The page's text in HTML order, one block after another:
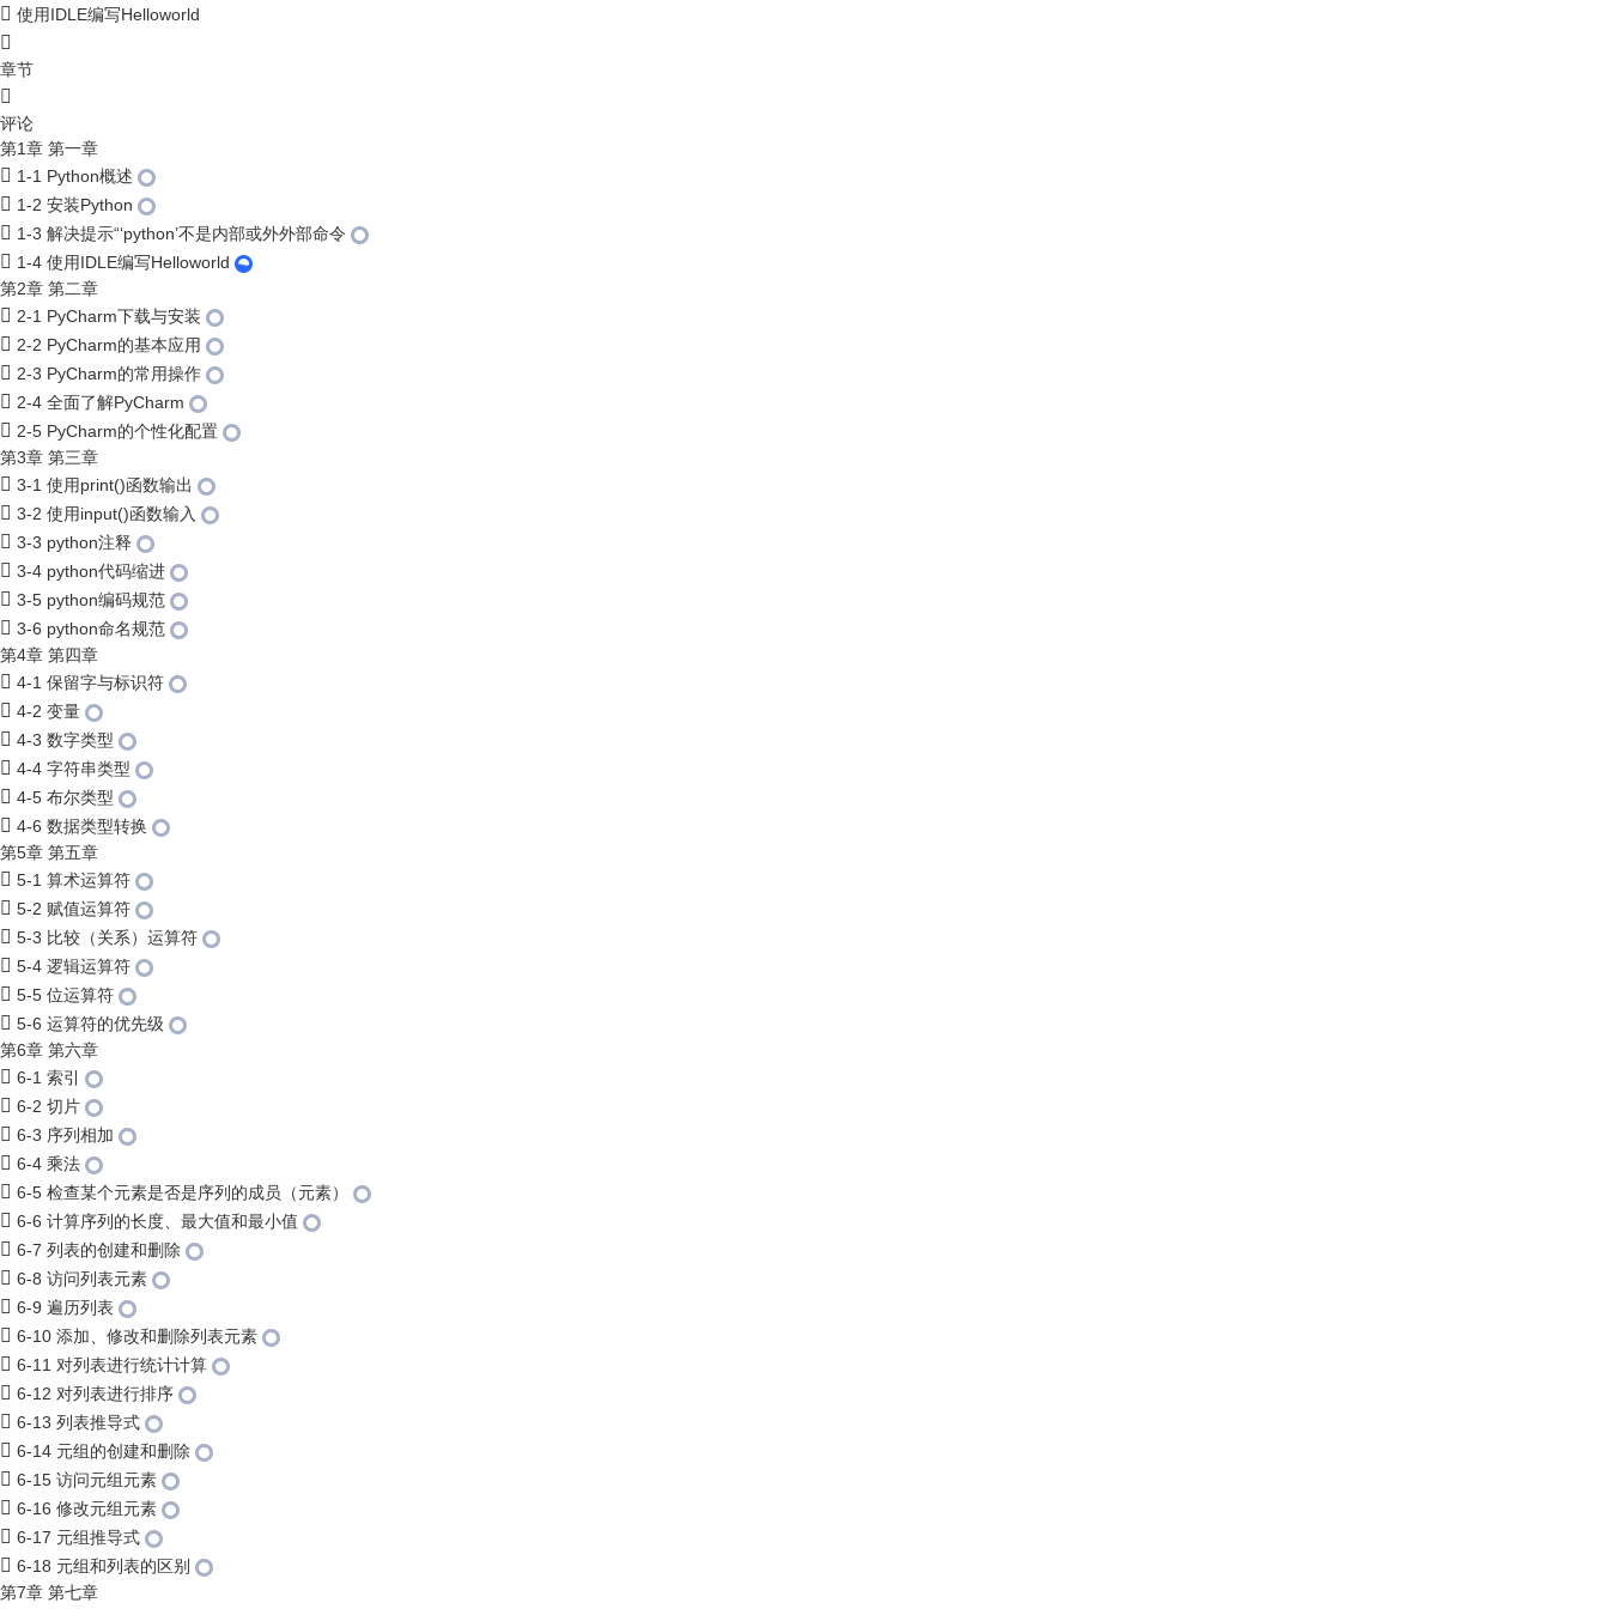
使用IDLE编写Helloworld
章节
评论
第1章 第一章
1-1 Python概述
1-2 安装Python
1-3 解决提示“‘python’不是内部或外外部命令
1-4 使用IDLE编写Helloworld
第2章 第二章
2-1 PyCharm下载与安装
2-2 PyCharm的基本应用
2-3 PyCharm的常用操作
2-4 全面了解PyCharm
2-5 PyCharm的个性化配置
第3章 第三章
3-1 使用print()函数输出
3-2 使用input()函数输入
3-3 python注释
3-4 python代码缩进
3-5 python编码规范
3-6 python命名规范
第4章 第四章
4-1 保留字与标识符
4-2 变量
4-3 数字类型
4-4 字符串类型
4-5 布尔类型
4-6 数据类型转换
第5章 第五章
5-1 算术运算符
5-2 赋值运算符
5-3 比较（关系）运算符
5-4 逻辑运算符
5-5 位运算符
5-6 运算符的优先级
第6章 第六章
6-1 索引
6-2 切片
6-3 序列相加
6-4 乘法
6-5 检查某个元素是否是序列的成员（元素）
6-6 计算序列的长度、最大值和最小值
6-7 列表的创建和删除
6-8 访问列表元素
6-9 遍历列表
6-10 添加、修改和删除列表元素
6-11 对列表进行统计计算
6-12 对列表进行排序
6-13 列表推导式
6-14 元组的创建和删除
6-15 访问元组元素
6-16 修改元组元素
6-17 元组推导式
6-18 元组和列表的区别
第7章 第七章